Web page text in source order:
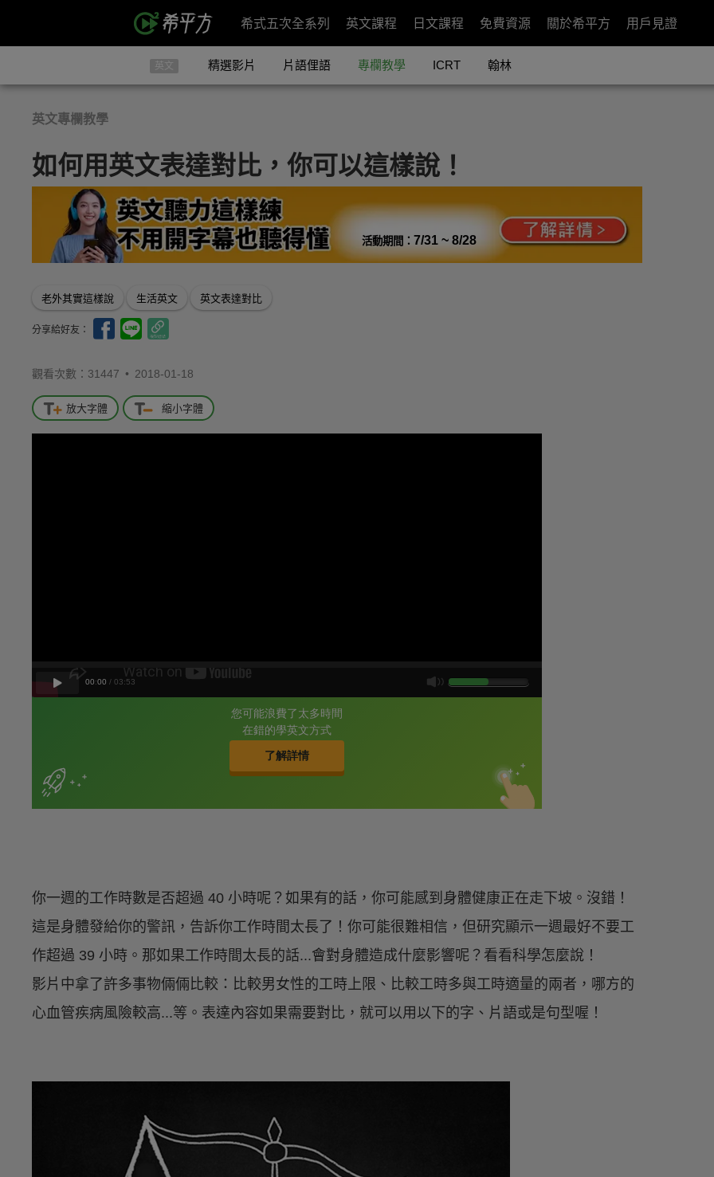
希式五次全系列 英文課程 日文課程 免費資源 關於希平方 用戶見證
英文 精選影片 片語俚語 專欄教學 ICRT 翰林
英文專欄教學
如何用英文表達對比，你可以這樣說！
活動期間： 7/31 ~ 8/28
老外其實這樣說 生活英文 英文表達對比
分享給好友：
觀看次數：31447 • 2018-01-18
放大字體 縮小字體
你一週的工作時數是否超過 40 小時呢？如果有的話，你可能感到身體健康正在走下坡。沒錯！
這是身體發給你的警訊，告訴你工作時間太長了！你可能很難相信，但研究顯示一週最好不要工
作超過 39 小時。那如果工作時間太長的話...會對身體造成什麼影響呢？看看科學怎麼說！
影片中拿了許多事物倆倆比較：比較男女性的工時上限、比較工時多與工時適量的兩者，哪方的
心血管疾病風險較高...等。表達內容如果需要對比，就可以用以下的字、片語或是句型喔！